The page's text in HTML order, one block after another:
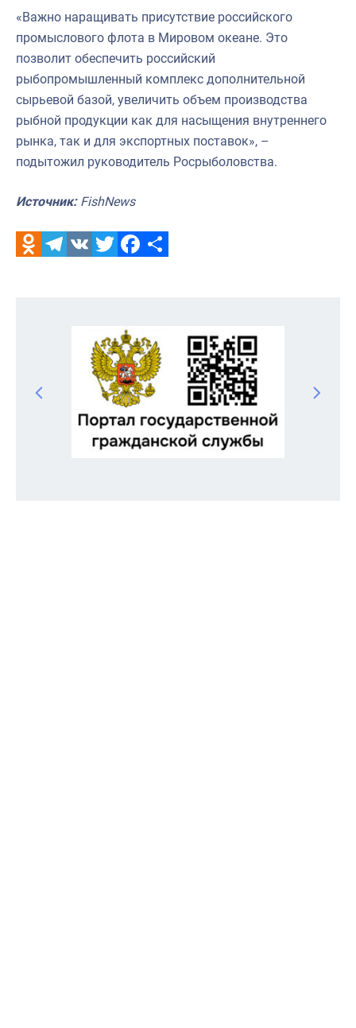
«Важно наращивать присутствие российского
промыслового флота в Мировом океане. Это
позволит обеспечить российский
рыбопромышленный комплекс дополнительной
сырьевой базой, увеличить объем производства
рыбной продукции как для насыщения внутреннего
рынка, так и для экспортных поставок», –
подытожил руководитель Росрыболовства.
Источник:FishNews